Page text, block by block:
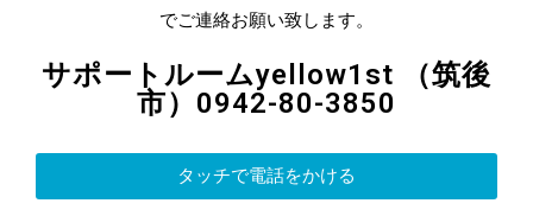
でご連絡お願い致します。
サポートルームyellow1st （筑後
市）0942-80-3850
タッチで電話をかける